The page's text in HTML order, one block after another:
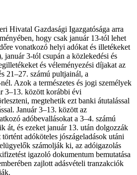
Hivatal Gazdasági Igazgatósága arra
hogy csak január 13-tól lehet
vonatkozó helyi adókat és illetékeket
január 3-tól csupán a közlekedési és
és véleményezési díjakat az
21–27. számú pultjainál, a
Azok a természetes és jogi személyek
3–13. között korábbi évi
megtehetik ezt banki átutalással
Január 3–13. között az
adóbevallásokat a 3–4. számú
át, és ezeket január 13. után dolgozzák
adóköteles jószágeladások utáni
számolják ki, az adóigazolás
igazoló dokumentum bemutatása
zajlott adásvételi tranzakciók